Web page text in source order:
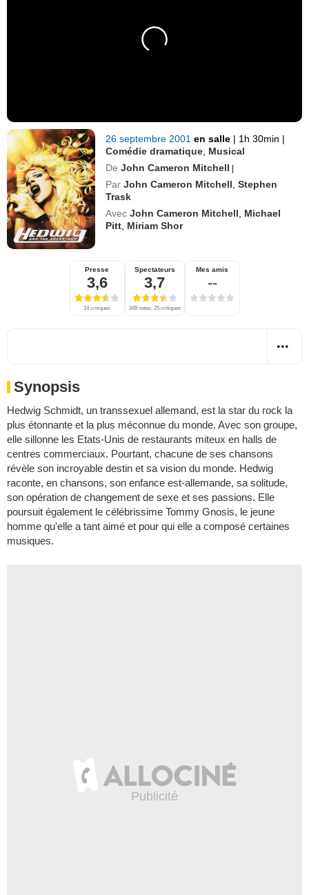
26 septembre 2001en salle | 1h 30min |
Comédie dramatique Musical
De John Cameron Mitchell |
Par John Cameron Mitchell ,Stephen
Trask
Avec John Cameron Mitchell
Michael
Pitt Miriam Shor
Presse
3,6
14 critiques
Spectateurs
3,7
349 notes, 25 critiques
Mes amis
--
Synopsis
Hedwig Schmidt, un transsexuel allemand, est la star du rock la
plus étonnante et la plus méconnue du monde. Avec son groupe,
elle sillonne les Etats-Unis de restaurants miteux en halls de
centres commerciaux. Pourtant, chacune de ses chansons
révèle son incroyable destin et sa vision du monde. Hedwig
raconte, en chansons, son enfance est-allemande, sa solitude,
son opération de changement de sexe et ses passions. Elle
poursuit également le célébrissime Tommy Gnosis, le jeune
homme qu'elle a tant aimé et pour qui elle a composé certaines
musiques.